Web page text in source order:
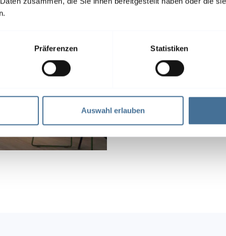
Präferenzen Statistiken
Auswahl erlauben
Überblick
Entdecken Sie, wie wir
Kunden begeistern –